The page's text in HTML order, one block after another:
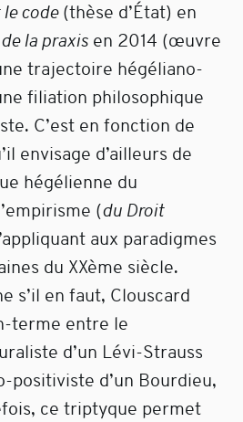
le code(thèse d’État) en
la praxis en 2014 (œuvre
trajectoire hégéliano-
filiation philosophique
C’est en fonction de
envisage d’ailleurs de
hégélienne du
(du Droit
aux paradigmes
du XXème siècle.
s’il en faut, Clouscard
terme entre le
d’un Lévi-Strauss
positiviste d’un Bourdieu,
ce triptyque permet